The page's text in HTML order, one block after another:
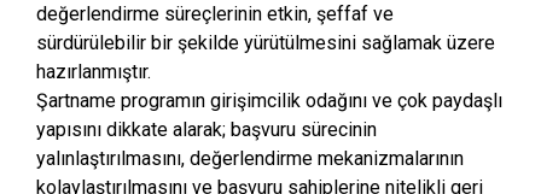
değerlendirme süreçlerinin etkin, şeffaf ve
sürdürülebilir bir şekilde yürütülmesini sağlamak üzere
hazırlanmıştır.
Şartname programın girişimcilik odağını ve çok paydaşlı
yapısını dikkate alarak; başvuru sürecinin
yalınlaştırılmasını, değerlendirme mekanizmalarının
kolaylaştırılmasını ve başvuru sahiplerine nitelikli geri